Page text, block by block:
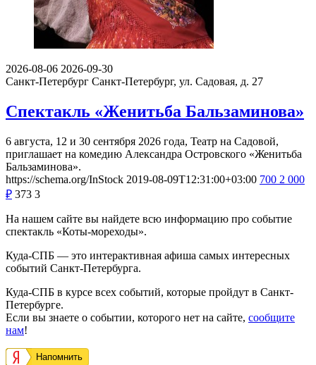
2026-08-06 2026-09-30
Санкт-Петербург Санкт-Петербург, ул. Садовая, д. 27
Спектакль «Женитьба Бальзаминова»
6 августа, 12 и 30 сентября 2026 года, Театр на Садовой,
приглашает на комедию Александра Островского «Женитьба
Бальзаминова».
https://schema.org/InStock 2019-08-09T12:31:00+03:00 700 2 000
₽ 373 3
На нашем сайте вы найдете всю информацию про событие
спектакль «Коты-мореходы».
Куда-СПБ — это интерактивная афиша самых интересных
событий Санкт-Петербурга.
Куда-СПБ в курсе всех событий, которые пройдут в Санкт-
Петербурге.
Если вы знаете о событии, которого нет на сайте, сообщите
нам!
Напомнить